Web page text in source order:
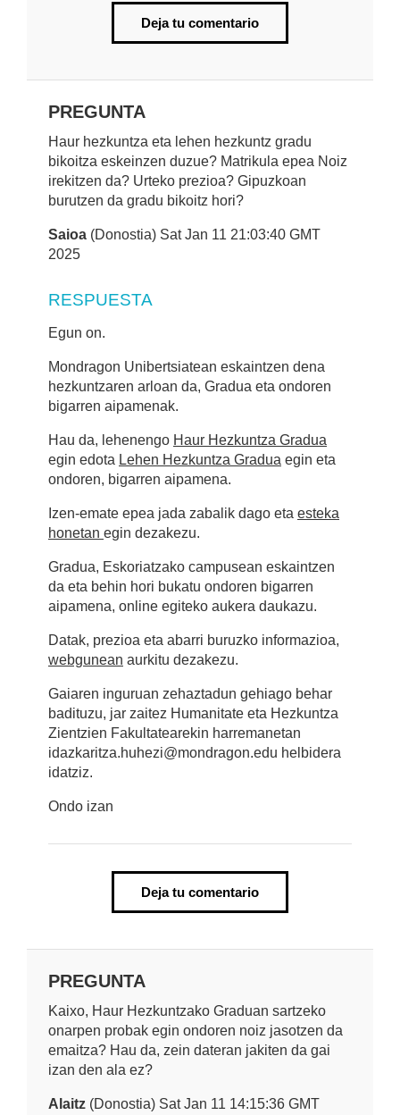
Deja tu comentario
PREGUNTA
Haur hezkuntza eta lehen hezkuntz gradu
bikoitza eskeinzen duzue? Matrikula epea Noiz
irekitzen da? Urteko prezioa? Gipuzkoan
burutzen da gradu bikoitz hori?
Saioa (Donostia) Sat Jan 11 21:03:40 GMT
2025
RESPUESTA
Egun on.
Mondragon Unibertsiatean eskaintzen dena
hezkuntzaren arloan da, Gradua eta ondoren
bigarren aipamenak.
Hau da, lehenengo Haur Hezkuntza Gradua
egin edota Lehen Hezkuntza Gradua egin eta
ondoren, bigarren aipamena.
Izen-emate epea jada zabalik dago eta esteka
honetan egin dezakezu.
Gradua, Eskoriatzako campusean eskaintzen
da eta behin hori bukatu ondoren bigarren
aipamena, online egiteko aukera daukazu.
Datak, prezioa eta abarri buruzko informazioa,
webgunean aurkitu dezakezu.
Gaiaren inguruan zehaztadun gehiago behar
badituzu, jar zaitez Humanitate eta Hezkuntza
Zientzien Fakultatearekin harremanetan
idazkaritza.huhezi@mondragon.edu helbidera
idatziz.
Ondo izan
Deja tu comentario
PREGUNTA
Kaixo, Haur Hezkuntzako Graduan sartzeko
onarpen probak egin ondoren noiz jasotzen da
emaitza? Hau da, zein dateran jakiten da gai
izan den ala ez?
Alaitz (Donostia) Sat Jan 11 14:15:36 GMT